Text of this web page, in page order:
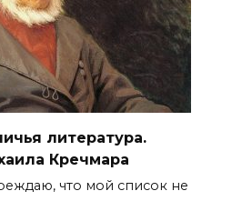
литература.
Кречмара
что мой список не